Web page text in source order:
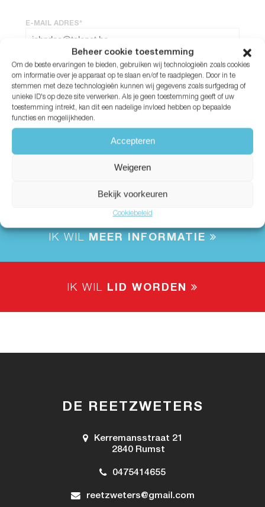
Beheer cookie toestemming
Om de beste ervaringen te bieden, gebruiken wij technologieën zoals cookies
om informatie over je apparaat op te slaan en/of te raadplegen. Door in te
stemmen met deze technologieën kunnen wij gegevens zoals surfgedrag of
unieke ID's op deze site verwerken. Als je geen toestemming geeft of uw
toestemming intrekt, kan dit een nadelige invloed hebben op bepaalde
functies en mogelijkheden.
Accepteren
Weigeren
Bekijk voorkeuren
Cookiebeleid
E-MAIL ADRES*
WACHTWOORD*
Wachtwoord vergeten?
IK WIL MEER INFORMATIE
IK WIL LID WORDEN
DE REETZWETERS
Kerremansstraat 21
2840 Rumst
0475414655
reetzweters@gmail.com